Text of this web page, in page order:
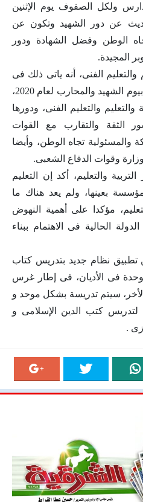
ولكل الصفوف يوم الإثنين
للحديث عن دور الشهيد وتكون عن
الوطن وفضل الشهادة ودور
المجيدة.
الفنى، أنه ياتى ذلك فى
إطار احتفال القوات المسلحة بيوم الشهيد والمحارب لعام 2020،
والتعليم الفنى، ودورها
الثقة والتقارب مع القوات
تجاه الوطن، وأيضا
وقوات الدفاع الشعبى.
والتعليم، أكد إن التعليم
بعينها، ولم يعد هناك ما
مؤكدا على أهمية النهوض
الحالية فى الاهتمام ببناء
تطبيق نظام جديد بتدريس كتاب
فى الأديان، فى إطار غرس
سيتم تدريسة بشكل موحد و
لتدريس كتب الدين الإسلامى و
.